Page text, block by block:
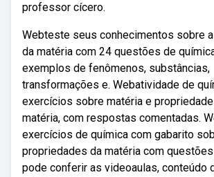
professor cícero.
Webteste seus conhecimentos sobre
da matéria com 24 questões de
exemplos de fenômenos, substâncias,
transformações e. Webatividade de
exercícios sobre matéria e
matéria, com respostas comentadas.
exercícios de química com gabarito
propriedades da matéria com
pode conferir as videoaulas, conteúdo